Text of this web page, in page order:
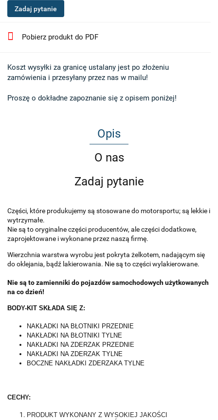
Zadaj pytanie
Pobierz produkt do PDF
Koszt wysyłki za granicę ustalany jest po złożeniu
zamówienia i przesyłany przez nas w mailu!
Proszę o dokładne zapoznanie się z opisem poniżej!
Opis
O nas
Zadaj pytanie
Części, które produkujemy są stosowane do motorsportu; są lekkie i
wytrzymałe.
Nie są to oryginalne części producentów, ale części dodatkowe,
zaprojektowane i wykonane przez naszą firmę.
Wierzchnia warstwa wyrobu jest pokryta żelkotem, nadającym się
do oklejania, bądź lakierowania. Nie są to części wylakierowane.
Nie są to zamienniki do pojazdów samochodowych użytkowanych
na co dzień!
BODY-KIT SKŁADA SIĘ Z:
NAKŁADKI NA BŁOTNIKI PRZEDNIE
NAKŁADKI NA BŁOTNIKI TYLNE
NAKŁADKI NA ZDERZAK PRZEDNIE
NAKŁADKI NA ZDERZAK TYLNE
BOCZNE NAKŁADKI ZDERZAKA TYLNE
CECHY:
PRODUKT WYKONANY Z WYSOKIEJ JAKOŚCI